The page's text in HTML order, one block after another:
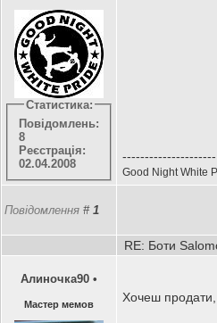
Статистика:
Повідомлень:
8
Реєстрація:
02.04.2008
---------------------
Good Night White
Повідомлення # 1
RE: Боти
Алиночка90 •
Мастер мемов Хочеш продати,